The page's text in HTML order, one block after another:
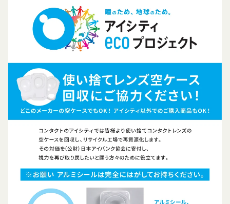
バに、当社サイト内におけるお客様の行動履歴(ア
クセスしたURL、コンテンツ、参照順序等)や、年
齢や性別、職業、居住地域、位置情報等個人が特定
できない属性情報(それらの組み合わせによっても
す。
お客様がご自身に関する情報の取得を望まれない場
合は、ブラウザや携帯端末の設定により、クッキー
の受け取りを拒否することも可能です。なお、クッ
キーの受け取りを拒否された場合、当社のサービス
の一部がご利用できなくなることがあります。
適正管理
当社は、お客様情報への不正なアクセスや漏洩等を
防ぐため、セキュリティーの維持に努めます。ま
た、当社は、当社の通常の事業運営に照らして当社
が不要と判断した場合、お客様から取得したお客様
会員の明示の承諾を得ることなく、本規約を変更す
ることができるものとします。
前項による本規約の変更をするときは、その効力発
生日を定め、かつ、本規約を変更する旨及び変更後
の本規約の内容並びにその効力発生日を、会員に対
し、本規約変更の効力発生日前に、第11条に定め
る方法により通知するものとします。ただし、文言
の修正等、会員に不利益を与えるものではない軽微
な変更の場合には、当該通知を省略することができ
ます。
本規約変更の効力発生日後に本サービスの利用を行
った場合、会員は本規約の変更に同意したものとみ
なします。
当社が提供する本サービス以外のサービス又は提携
パートナーが提供するサービスについては、各サー